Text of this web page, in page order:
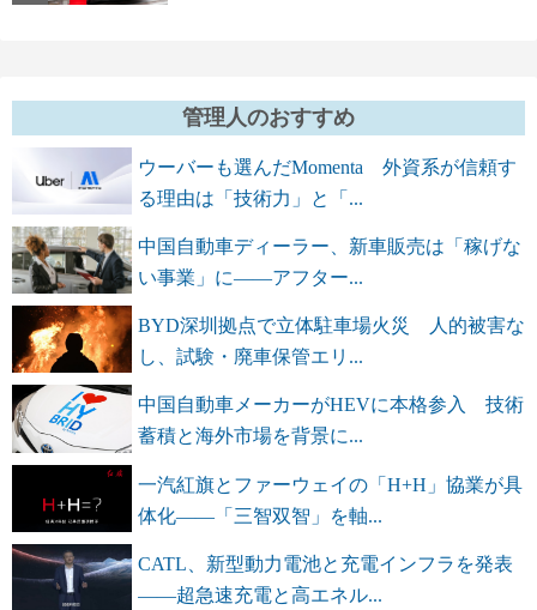
管理人のおすすめ
ウーバーも選んだMomenta 外資系が信頼す
る理由は「技術力」と「...
中国自動車ディーラー、新車販売は「稼げな
い事業」に――アフター...
BYD深圳拠点で立体駐車場火災 人的被害な
し、試験・廃車保管エリ...
中国自動車メーカーがHEVに本格参入 技術
蓄積と海外市場を背景に...
一汽紅旗とファーウェイの「H+H」協業が具
体化――「三智双智」を軸...
CATL、新型動力電池と充電インフラを発表
――超急速充電と高エネル...